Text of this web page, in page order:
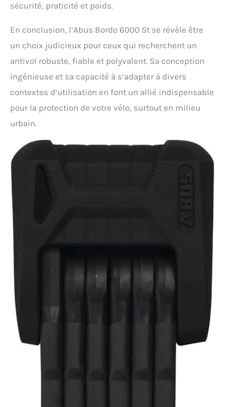
sécurité, praticité et poids.
En conclusion, l’Abus Bordo 6000 St se révèle être
un choix judicieux pour ceux qui recherchent un
antivol robuste, fiable et polyvalent. Sa conception
ingénieuse et sa capacité à s’adapter à divers
contextes d’utilisation en font un allié indispensable
pour la protection de votre vélo, surtout en milieu
urbain.